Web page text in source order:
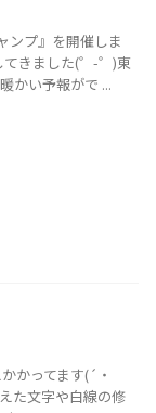
ンプ』を開催しま
きました(゜-゜)東
かい予報がで ...
かってます(´・
た文字や白線の修